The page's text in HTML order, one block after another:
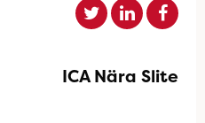
ICA Nära Slite